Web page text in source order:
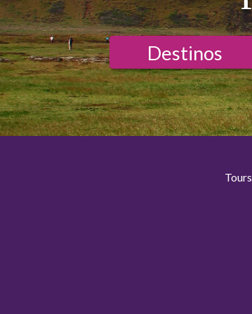
Destinos
Tours